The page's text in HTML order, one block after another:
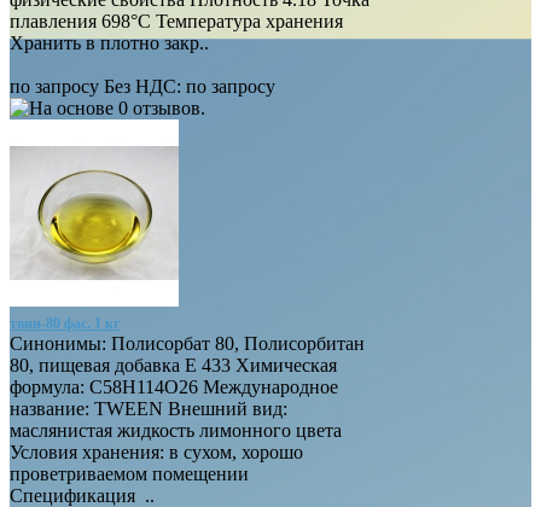
плавления 698°C Температура хранения
Хранить в плотно закр..
по запросу Без НДС: по запросу
твин-80 фас. 1 кг
Синонимы: Полисорбат 80, Полисорбитан
80, пищевая добавка Е 433 Химическая
формула: C58H114O26 Международное
название: TWEEN Внешний вид:
маслянистая жидкость лимонного цвета
Условия хранения: в сухом, хорошо
проветриваемом помещении
Спецификация ..